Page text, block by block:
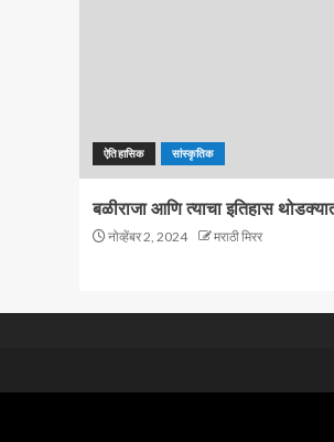
ऐतिहासिक सांस्कृतिक
बळीराजा आणि त्याचा इतिहास
नोव्हेंबर 2, 2024 मराठी मिरर